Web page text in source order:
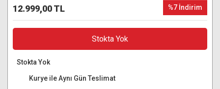
12.999,00 TL
%7 İndirim
Stokta Yok
Stokta Yok
Kurye ile Aynı Gün Teslimat